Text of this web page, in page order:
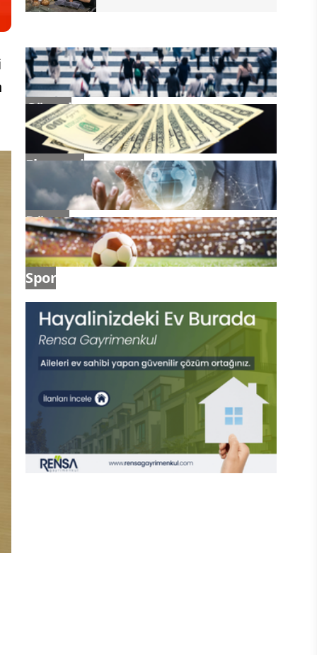
Güncel
Ekonomi
Dünya
Spor